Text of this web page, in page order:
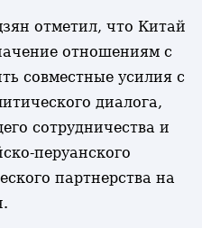
отметил, что Китай
отношениям с
совместные усилия с
диалога,
сотрудничества и
перуанского
партнерства на